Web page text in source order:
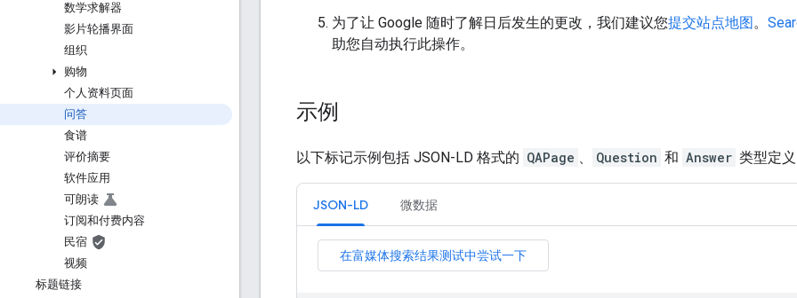
数学求解器
影片轮播界面
组织
购物
个人资料页面
问答
食谱
评价摘要
软件应用
可朗读
订阅和付费内容
民宿
视频
标题链接
为了让 Google 随时了解日后发生的更改，我们建议您提交站点地图。
助您自动执行此操作。
示例
以下标记示例包括 JSON-LD 格式的 QAPage 、 Question 和 Answer 类型定
JSON-LD 微数据